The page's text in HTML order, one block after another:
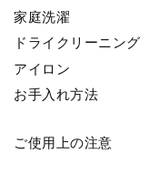
家庭洗濯
ドライクリーニング
アイロン
お手入れ方法
ご使用上の注意